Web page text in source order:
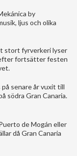
by
ljus och olika
stort fyrverkeri lyser
fortsätter festen
senare år vuxit till
södra Gran Canaria.
de Mogán eller
då Gran Canaria